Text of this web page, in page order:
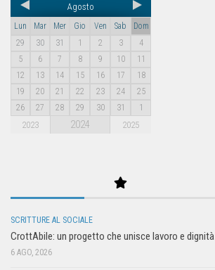
Agosto
Lun Mar Mer Gio Ven Sab
Dom
29
30 31 1 2 3
4
5
6 7 8 9 10
11
12
13 14 15 16 17
18
19
20 21 22 23 24
25
26
27 28 29 30 31 1
2023 2024 2025
SCRITTURE AL SOCIALE
CrottAbile: un progetto che unisce lavoro e dignità
6 AGO, 2026